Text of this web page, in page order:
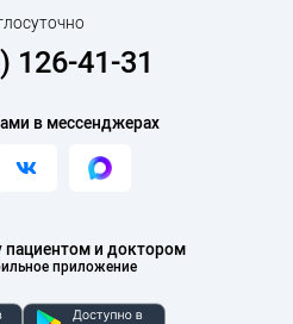
пациентом и доктором
приложение
126-41-31
в мессенджерах